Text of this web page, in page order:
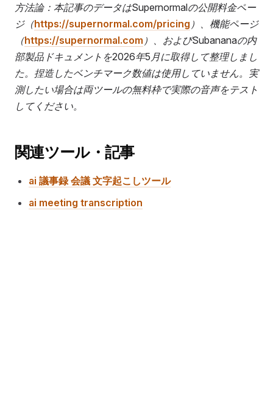
方法論：本記事のデータはSupernormalの公開料金ペー
ジ（https://supernormal.com/pricing ）、機能ページ
（https://supernormal.com ）、およびSubananaの内
部製品ドキュメントを2026年5月に取得して整理しまし
た。捏造したベンチマーク数値は使用していません。実
測したい場合は両ツールの無料枠で実際の音声をテスト
してください。
関連ツール・記事
ai 議事録 会議 文字起こしツール
ai meeting transcription